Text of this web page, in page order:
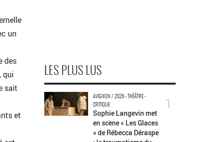
un
des
qui
sait
et
LES PLUS LUS
AVIGNON / 2026 - THÉÂTRE -
CRITIQUE
Sophie Langevin met
en scène « Les Glaces
» de Rébecca Déraspe
1